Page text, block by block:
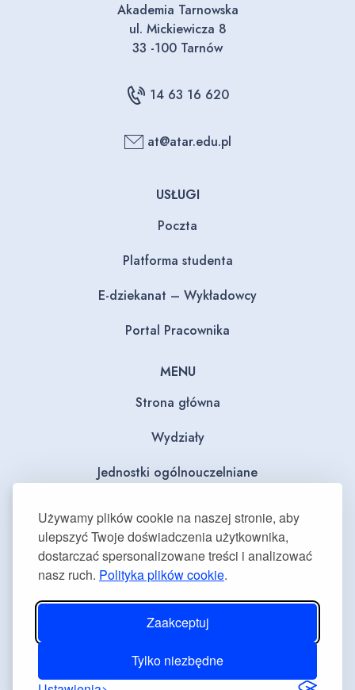
Używamy plików cookie na naszej stronie, aby
ulepszyć Twoje doświadczenia użytkownika,
dostarczać spersonalizowane treści i analizować
nasz ruch. Polityka plików cookie.
Zaakceptuj
Tylko niezbędne
Akademia Tarnowska
ul. Mickiewicza 8
33 -100 Tarnów
14 63 16 620
at@atar.edu.pl
USŁUGI
Poczta
Platforma studenta
E-dziekanat – Wykładowcy
Portal Pracownika
MENU
Strona główna
Wydziały
Jednostki ogólnouczelniane
Dla mediów
Deklaracja dostępności
Plan równości płci